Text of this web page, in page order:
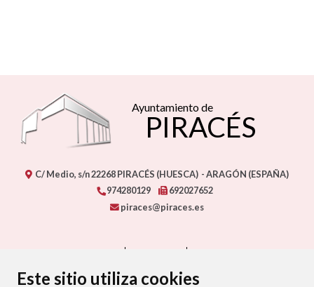
Este sitio utiliza cookies
Ayuntamiento de
PIRACÉS
C/ Medio, s/n22268PIRACÉS (HUESCA) - ARAGÓN (ESPAÑA)
974280129
692027652
piraces@piraces.es
PROTECCIÓN DE DATOS